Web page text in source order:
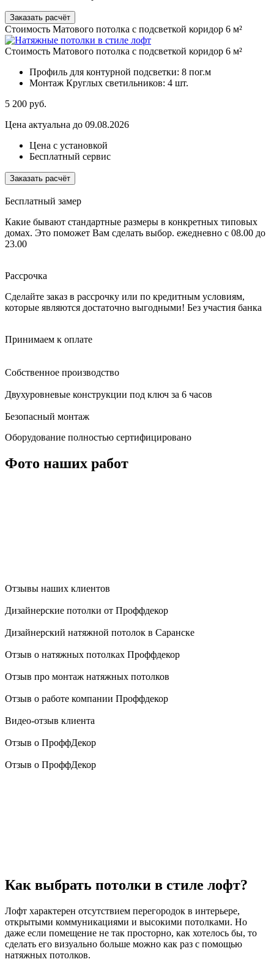
Заказать расчёт
Стоимость Матового потолка с подсветкой коридор 6 м²
Стоимость Матового потолка с подсветкой коридор 6 м²
Профиль для контурной подсветки: 8 пог.м
Монтаж Круглых светильников: 4 шт.
5 200 руб.
Цена актуальна до 09.08.2026
Цена с установкой
Бесплатный сервис
Заказать расчёт
Бесплатный замер
Какие бывают стандартные размеры в конкретных типовых
домах. Это поможет Вам сделать выбор. ежедневно с 08.00 до
23.00
Рассрочка
Сделайте заказ в рассрочку или по кредитным условиям,
которые являются достаточно выгодными! Без участия банка
Принимаем к оплате
Собственное производство
Двухуровневые конструкции под ключ за 6 часов
Безопасный монтаж
Оборудование полностью сертифицировано
Фото наших работ
Отзывы наших клиентов
Дизайнерские потолки от Проффдекор
Дизайнерский натяжной потолок в Саранске
Отзыв о натяжных потолках Проффдекор
Отзыв про монтаж натяжных потолков
Отзыв о работе компании Проффдекор
Видео-отзыв клиента
Отзыв о ПроффДекор
Отзыв о ПроффДекор
Как выбрать потолки в стиле лофт?
Лофт характерен отсутствием перегородок в интерьере,
открытыми коммуникациями и высокими потолками. Но
даже если помещение не так просторно, как хотелось бы, то
сделать его визуально больше можно как раз с помощью
натяжных потолков.